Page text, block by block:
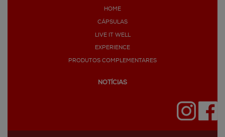
HOME
CÁPSULAS
LIVE IT WELL
EXPERIENCE
PRODUTOS COMPLEMENTARES
NOTÍCIAS